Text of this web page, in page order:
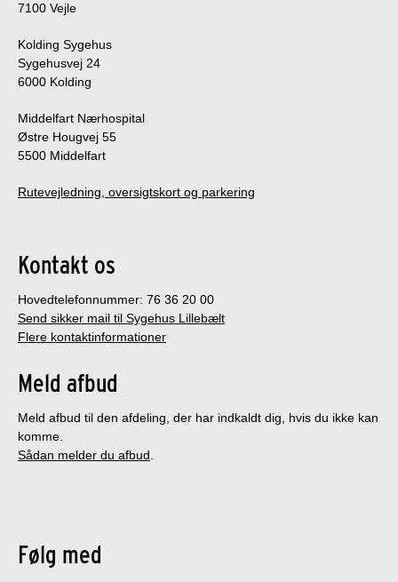
7100 Vejle
Kolding Sygehus
Sygehusvej 24
6000 Kolding
Middelfart Nærhospital
Østre Hougvej 55
5500 Middelfart
Rutevejledning, oversigtskort og parkering
Kontakt os
Hovedtelefonnummer: 76 36 20 00
Send sikker mail til Sygehus Lillebælt
Flere kontaktinformationer
Meld afbud
Meld afbud til den afdeling, der har indkaldt dig, hvis du ikke kan
komme.
Sådan melder du afbud.
Følg med